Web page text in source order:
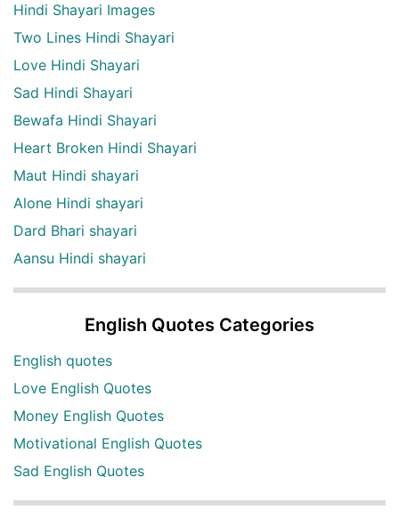
Hindi Shayari Images
Two Lines Hindi Shayari
Love Hindi Shayari
Sad Hindi Shayari
Bewafa Hindi Shayari
Heart Broken Hindi Shayari
Maut Hindi shayari
Alone Hindi shayari
Dard Bhari shayari
Aansu Hindi shayari
English Quotes Categories
English quotes
Love English Quotes
Money English Quotes
Motivational English Quotes
Sad English Quotes